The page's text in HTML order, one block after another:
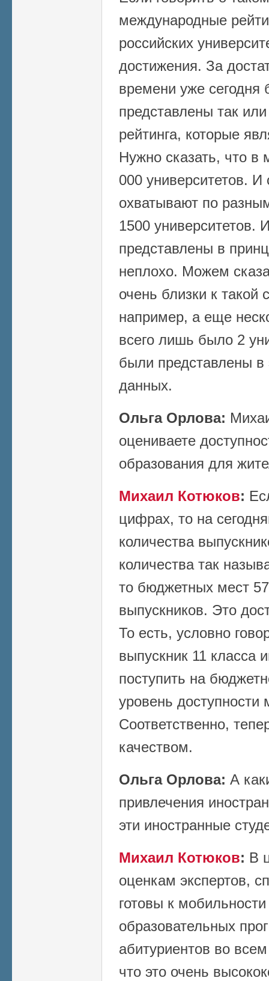
международные
российских
достижения. За
времени уже сегодня
представлены так
рейтинга, которые
Нужно сказать, что
000 университетов. И
охватывают по
1500 университетов.
представлены в
неплохо. Можем
очень близки к такой
например, а еще
всего лишь было 2
были представлены в
данных.
Ольга Орлова:
оцениваете
образования для
Михаил Котюков:
цифрах, то на
количества
количества так
то бюджетных мест
выпускников. Это
То есть, условно
выпускник 11 класса
поступить на
уровень
Соответственно,
качеством.
Ольга Орлова: А
привлечения
эти иностранные
Михаил Котюков: В
оценкам экспертов,
готовы к
образовательных
абитуриентов во
что это очень